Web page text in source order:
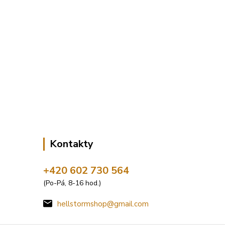
Kontakty
+420 602 730 564
(Po-Pá, 8-16 hod.)
hellstormshop@gmail.com